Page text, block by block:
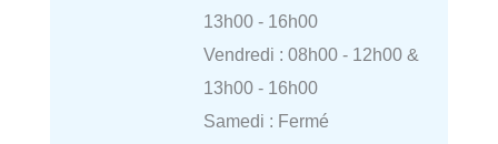
13h00 - 16h00
Vendredi : 08h00 - 12h00 &
13h00 - 16h00
Samedi : Fermé